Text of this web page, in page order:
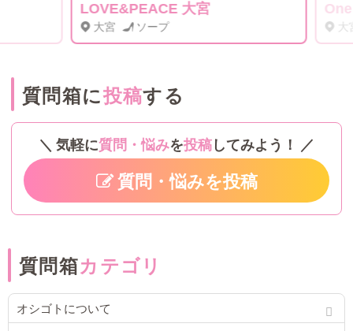
LOVE&PEACE 大宮
大宮 ソープ
One
大宮
質問箱に投稿する
気軽に質問・悩みを投稿 してみよう！
質問・悩みを投稿
質問箱カテゴリ
オシゴトについて